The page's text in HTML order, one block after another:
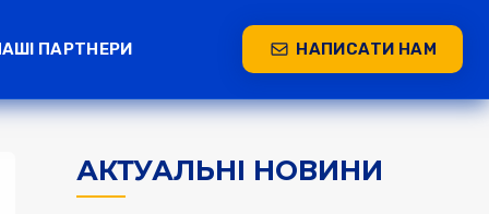
ПАРТНЕРИ НАПИСАТИ НАМ
АКТУАЛЬНІ НОВИНИ